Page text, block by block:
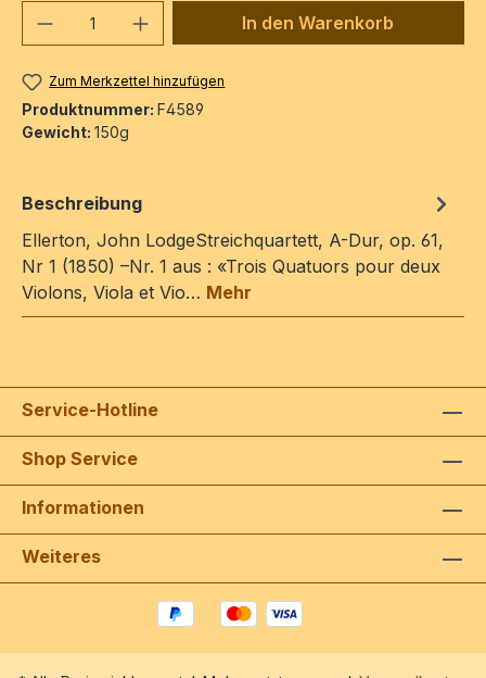
Produkt Anzahl: Gib denIn den Warenkorb
Zum Merkzettel hinzufügen
Produktnummer: F4589
Gewicht: 150g
Beschreibung
Ellerton, John LodgeStreichquartett, A-Dur, op. 61,
Nr 1 (1850) –Nr. 1 aus : «Trois Quatuors pour deux
Violons, Viola et Vio… Mehr
Service-Hotline
Shop Service
Informationen
Weiteres